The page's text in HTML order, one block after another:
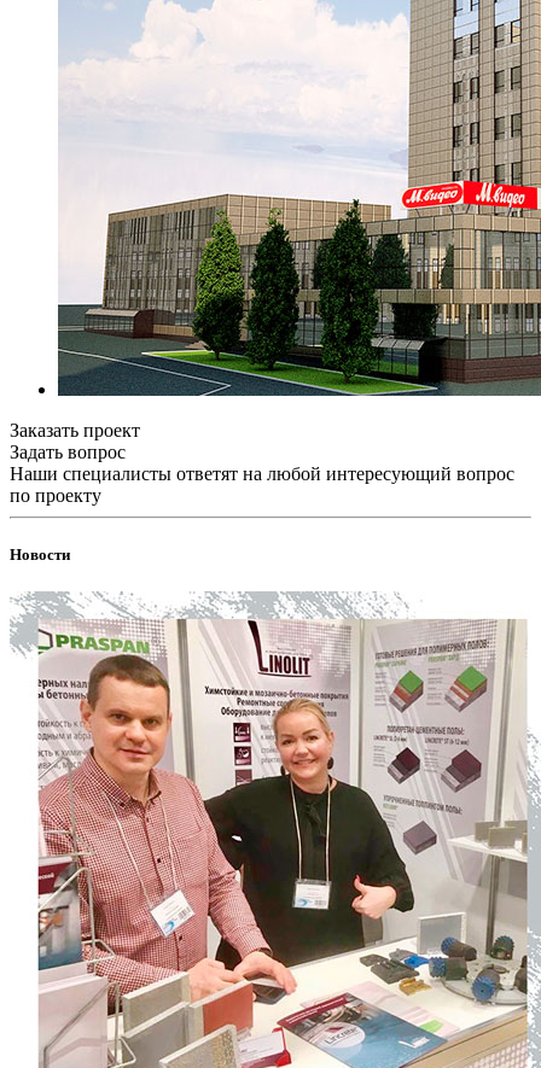
Заказать проект
Задать вопрос
Наши специалисты ответят на любой интересующий вопрос
по проекту
Новости